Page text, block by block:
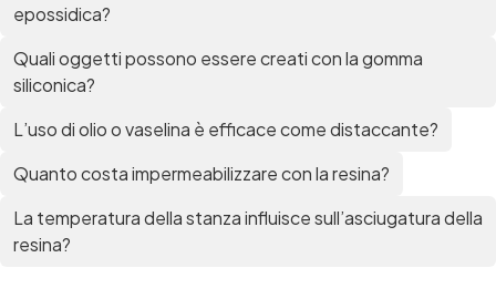
epossidica?
Quali oggetti possono essere creati con la gomma
siliconica?
L’uso di olio o vaselina è efficace come distaccante?
Quanto costa impermeabilizzare con la resina?
La temperatura della stanza influisce sull’asciugatura della
resina?